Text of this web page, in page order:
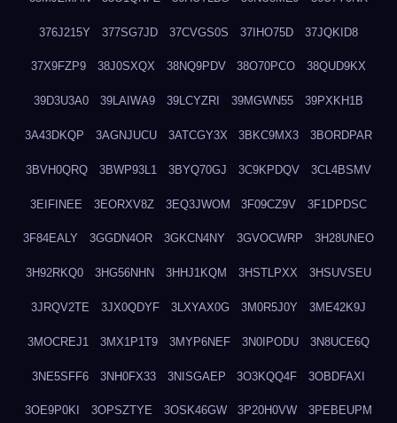
376J215Y 377SG7JD 37CVGS0S 37IHO75D 37JQKID8
37X9FZP9 38J0SXQX 38NQ9PDV 38O70PCO 38QUD9KX
39D3U3A0 39LAIWA9 39LCYZRI 39MGWN55 39PXKH1B
3A43DKQP 3AGNJUCU 3ATCGY3X 3BKC9MX3 3BORDPAR
3BVH0QRQ 3BWP93L1 3BYQ70GJ 3C9KPDQV 3CL4BSMV
3EIFINEE 3EORXV8Z 3EQ3JWOM 3F09CZ9V 3F1DPDSC
3F84EALY 3GGDN4OR 3GKCN4NY 3GVOCWRP 3H28UNEO
3H92RKQ0 3HG56NHN 3HHJ1KQM 3HSTLPXX 3HSUVSEU
3JRQV2TE 3JX0QDYF 3LXYAX0G 3M0R5J0Y 3ME42K9J
3MOCREJ1 3MX1P1T9 3MYP6NEF 3N0IPODU 3N8UCE6Q
3NE5SFF6 3NH0FX33 3NISGAEP 3O3KQQ4F 3OBDFAXI
3OE9P0KI 3OPSZTYE 3OSK46GW 3P20H0VW 3PEBEUPM